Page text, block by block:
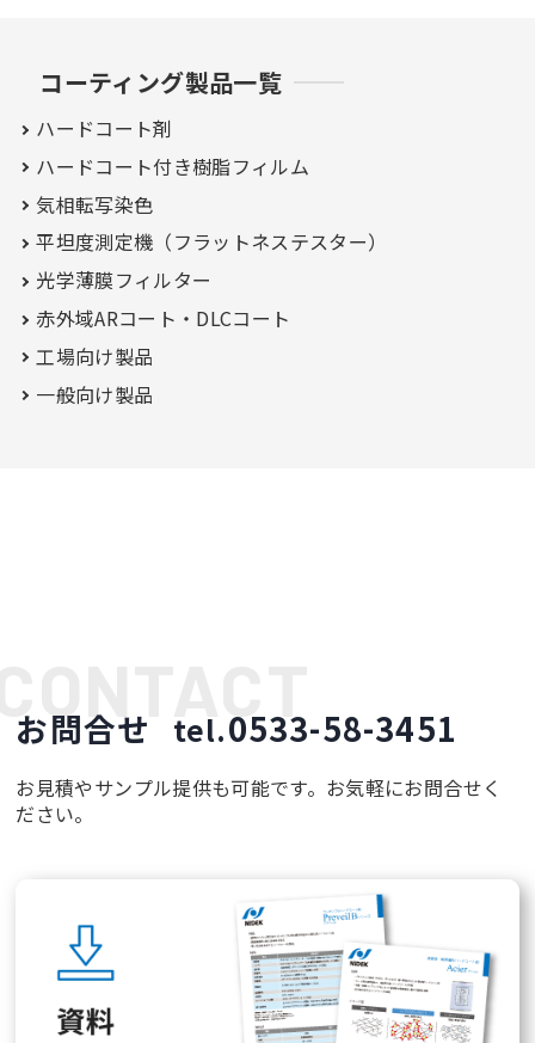
コーティング製品一覧
ハードコート剤
ハードコート付き樹脂フィルム
気相転写染色
平坦度測定機（フラットネステスター）
光学薄膜フィルター
赤外域ARコート・ DLCコート
工場向け製品
一般向け製品
お問合せ tel.0533-58-3451
お見積やサンプル提供も可能です。お気軽にお問合せく
ださい。